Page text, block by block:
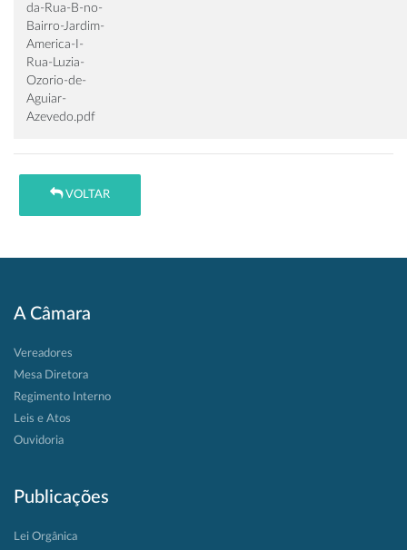
da-Rua-B-no-
Bairro-Jardim-
America-I-
Rua-Luzia-
Ozorio-de-
Aguiar-
Azevedo.pdf
VOLTAR
A Câmara
Vereadores
Mesa Diretora
Regimento Interno
Leis e Atos
Ouvidoria
Publicações
Lei Orgânica